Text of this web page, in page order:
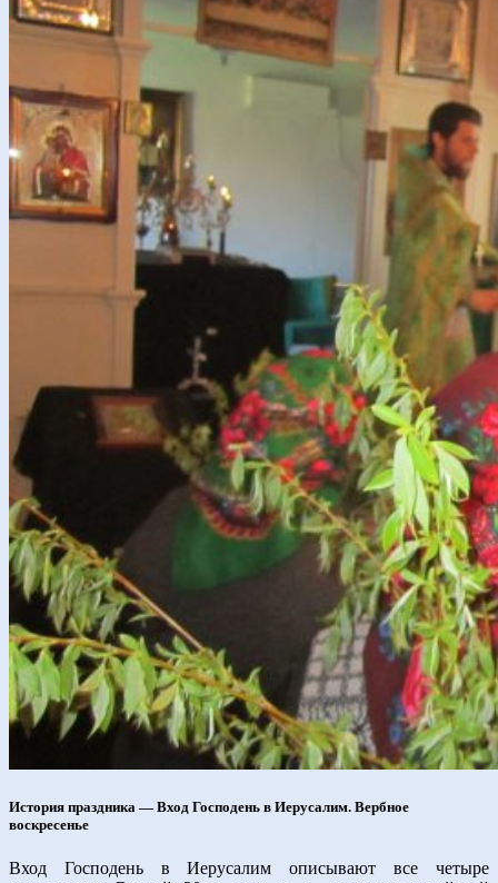
История праздника — Вход Господень в Иерусалим. Вербное
воскресенье
Вход Господень в Иерусалим описывают все четыре